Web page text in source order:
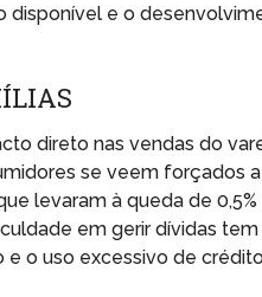
disponível e o
direto nas vendas do
se veem forçados
levaram à queda de
em gerir dívidas
o uso excessivo de